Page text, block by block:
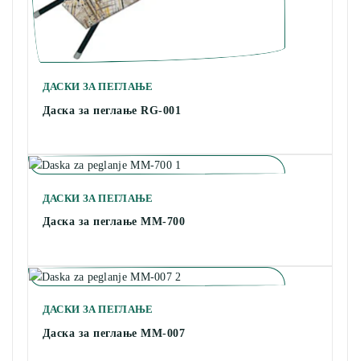
ДАСКИ ЗА ПЕГЛАЊЕ
Даска за пеглање RG-001
ДАСКИ ЗА ПЕГЛАЊЕ
Даска за пеглање MM-700
ДАСКИ ЗА ПЕГЛАЊЕ
Даска за пеглање MM-007